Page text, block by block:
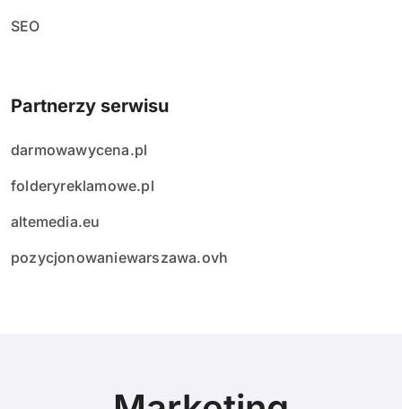
SEO
Partnerzy serwisu
darmowawycena.pl
folderyreklamowe.pl
altemedia.eu
pozycjonowaniewarszawa.ovh